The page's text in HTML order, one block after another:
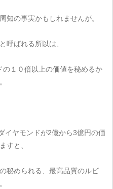
知の事実かもしれませんが。
呼ばれる所以は、
の１０倍以上の価値を秘めるか
イヤモンドが2億から3億円の価
すと、
秘められる、最高品質のルビ